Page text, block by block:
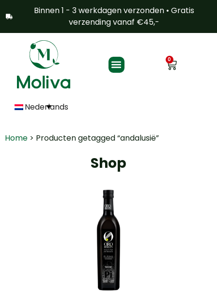
Binnen 1 - 3 werkdagen verzonden • Gratis
verzending vanaf €45,-
0
Nederlands
Home > Producten getagged “andalusië”
Shop